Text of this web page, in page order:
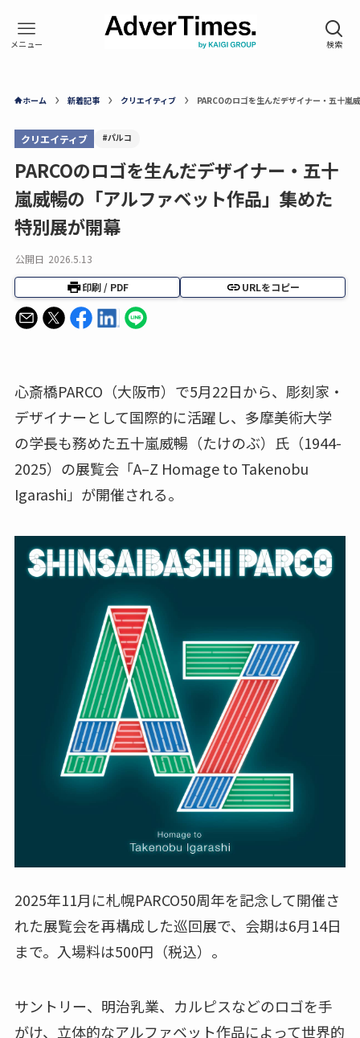
ホーム 新着記事 クリエイティブ PARCOのロゴを生んだデザイナー・五十嵐
クリエイティブ #パルコ
PARCOのロゴを生んだデザイナー・五十
嵐威暢の「アルファベット作品」集めた
特別展が開幕
公開日 2026.5.13
印刷 / PDF URLをコピー
心斎橋PARCO（大阪市）で5月22日から、彫刻家・
デザイナーとして国際的に活躍し、多摩美術大学
の学長も務めた五十嵐威暢（たけのぶ）氏（1944-
2025）の展覧会「A–Z Homage to Takenobu
Igarashi」が開催される。
2025年11月に札幌PARCO50周年を記念して開催さ
れた展覧会を再構成した巡回展で、会期は6月14日
まで。入場料は500円（税込）。
サントリー、明治乳業、カルピスなどのロゴを手
がけ、立体的なアルファベット作品によって世界的